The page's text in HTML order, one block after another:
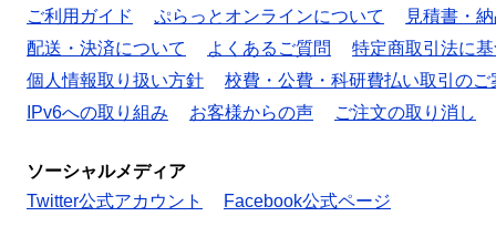
ご利用ガイド
ぷらっとオンラインについて
見積書・
配送・決済について
よくあるご質問
特定商取引法に
個人情報取り扱い方針
校費・公費・科研費払い取引のご
IPv6への取り組み
お客様からの声 ご注文の取り消し
ソーシャルメディア
Twitter公式アカウント
Facebook公式ページ